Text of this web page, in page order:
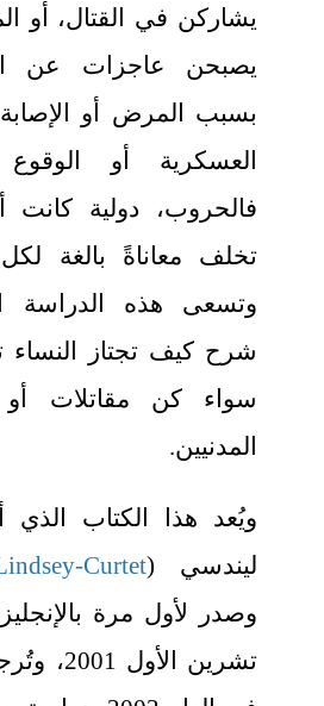
يشاركن في القتال، أو
يصبحن عاجزات عن
بسبب المرض أو
العسكرية أو
فالحروب، دولية كانت
تخلف معاناةً بالغة
وتسعى هذه الدراسة
شرح كيف تجتاز النساء
سواء كن مقاتلات
المدنيين.
ويُعد هذا الكتاب الذي
ليندسي (Curtet
وصدر لأول مرة
تشرين